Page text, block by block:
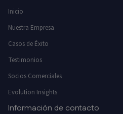
Inicio
Nuestra Empresa
Casos de Éxito
Testimonios
Socios Comerciales
Evolution Insights
Información de contacto